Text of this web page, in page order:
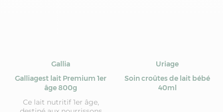
Gallia
Galliagest lait Premium 1er
âge 800g
Ce lait nutritif 1er âge,
Uriage
Soin croûtes de lait bébé
40ml